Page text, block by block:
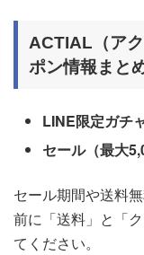
ACTIAL（ア
ポン情報まと
LINE限定ガチ
セール（最大
セール期間や送料
前に「送料」と「
てください。